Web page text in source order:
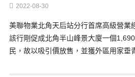
2022-08-30
美聯物業北角天后站分行首席高級營業
該行剛促成北角半山峰景大廈一個
民，故以吸引價放售，並獲外區用家垂